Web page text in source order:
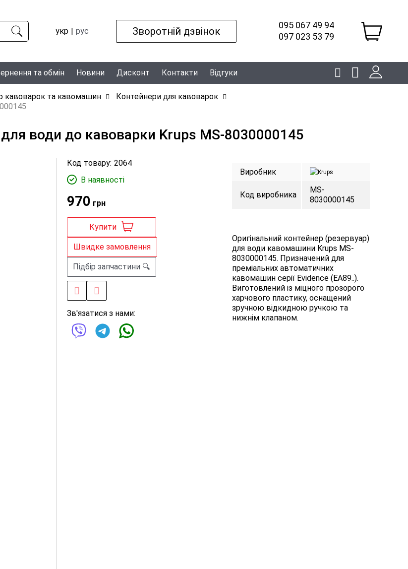
укр рус Зворотній дзвінок
095 067 49 94
097 023 53 79
та обмін Новини Дисконт Контакти Відгуки
кавоварок та кавомашин
Контейнери для кавоварок
води до кавоварки Krups MS-8030000145
Код товару: 2064
970 грн
В наявності
Купити
Швидке замовлення
Підбір запчастини 🔍
Зв'язатися з нами:
Виробник
Код виробника
MS-
8030000145
Оригінальний контейнер (резервуар)
для води кавомашини Krups MS-
8030000145. Призначений для
преміальних автоматичних
кавомашин серії Evidence (EA89..).
Виготовлений із міцного прозорого
харчового пластику, оснащений
зручною відкидною ручкою та
нижнім клапаном.